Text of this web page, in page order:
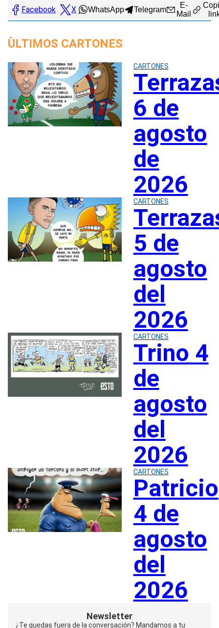
Facebook X WhatsApp Telegram
E-
Mail
ÙLTIMOS CARTONES
CARTONES
6 de
agosto
de
2026
CARTONES
5 de
agosto
del
2026
CARTONES
Trino 4
de
agosto
del
2026
CARTONES
Patricio
4 de
agosto
del
2026
Newsletter
¿Te quedas fuera de la conversación? Mandamos a tu